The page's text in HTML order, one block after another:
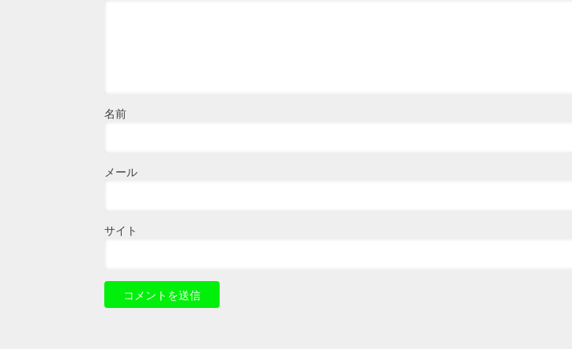
名前
メール
サイト